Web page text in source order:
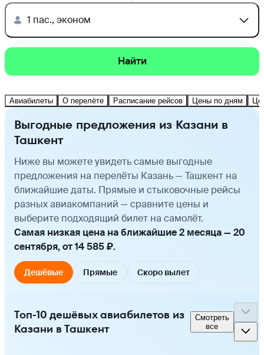
1 пас., эконом
Найти
Авиабилеты О перелёте Расписание рейсов Цены по дням
Выгодные предложения из Казани в
Ташкент
Ниже вы можете увидеть самые выгодные
предложения на перелёты Казань — Ташкент на
ближайшие даты. Прямые и стыковочные рейсы
разных авиакомпаний — сравните цены и
выберите подходящий билет на самолёт.
Самая низкая цена на ближайшие 2 месяца — 20
сентября, от 14 585 ₽.
Дешёвые Прямые Скоро вылет
Топ-10 дешёвых авиабилетов из
Казани в Ташкент
Смотреть
все